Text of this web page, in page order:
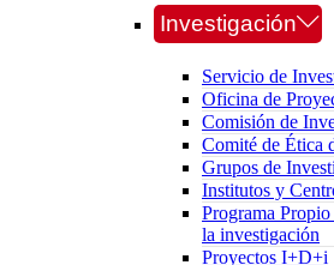
Investigación
Servicio de
Oficina de
Comisión de
Comité de Ética
Grupos de
Institutos y
Programa
la investigación
Proyectos I+D+i